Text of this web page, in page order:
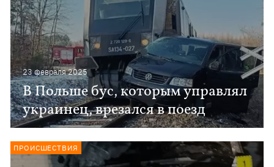
23 февраля 2025
В Польше бус, которым управлял
украинец, врезался в поезд
ПРОИСШЕСТВИЯ